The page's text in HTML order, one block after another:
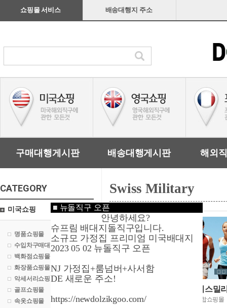
■ 뉴돌직구 오픈
안녕하세요?
슈프림 배대지돌직구입니다.
소규모 가정집 프리미엄 미국배대지
2023 05 02 뉴돌직구 오픈
NJ 가정집+룸넘버+사서함
DE 새로운 주소!
https://newdolzikgoo.com/
쇼핑몰 서비스 배송대행지 주소
구매대행게시판 배송대행게시판 해외
CATEGORY
미국쇼핑
명품쇼핑몰
수입차구매대행
백화점쇼핑몰
화장품쇼핑몰
악세서리쇼핑몰
골프쇼핑몰
속옷쇼핑몰
Swiss Military
오버스톡닷컴/스위스밀
백화점형태의종합쇼핑몰